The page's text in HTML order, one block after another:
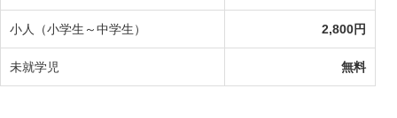
小人（小学生～中学生） 2,800円
未就学児 無料